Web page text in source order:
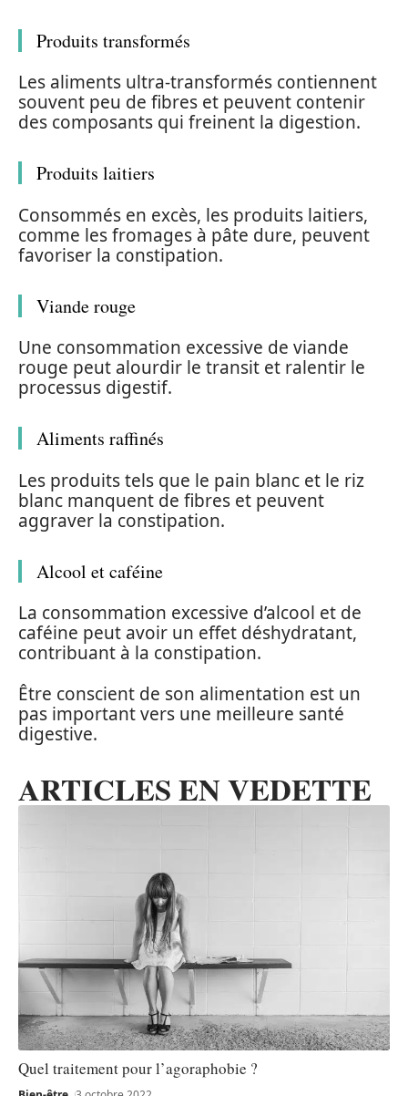
Produits transformés
Les aliments ultra-transformés contiennent
souvent peu de fibres et peuvent contenir
des composants qui freinent la digestion.
Produits laitiers
Consommés en excès, les produits laitiers,
comme les fromages à pâte dure, peuvent
favoriser la constipation.
Viande rouge
Une consommation excessive de viande
rouge peut alourdir le transit et ralentir le
processus digestif.
Aliments raffinés
Les produits tels que le pain blanc et le riz
blanc manquent de fibres et peuvent
aggraver la constipation.
Alcool et caféine
La consommation excessive d’alcool et de
caféine peut avoir un effet déshydratant,
contribuant à la constipation.
Être conscient de son alimentation est un
pas important vers une meilleure santé
digestive.
ARTICLES EN VEDETTE
Quel traitement pour l’agoraphobie ?